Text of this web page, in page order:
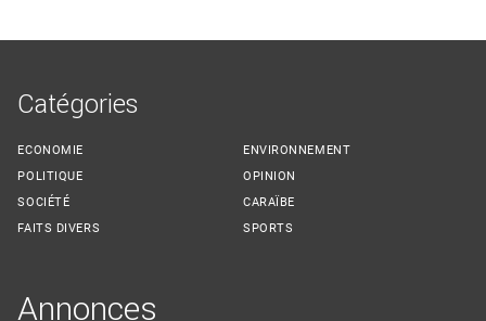
Catégories
ECONOMIE
POLITIQUE
SOCIÉTÉ
FAITS DIVERS
ENVIRONNEMENT
OPINION
CARAÏBE
SPORTS
Annonces